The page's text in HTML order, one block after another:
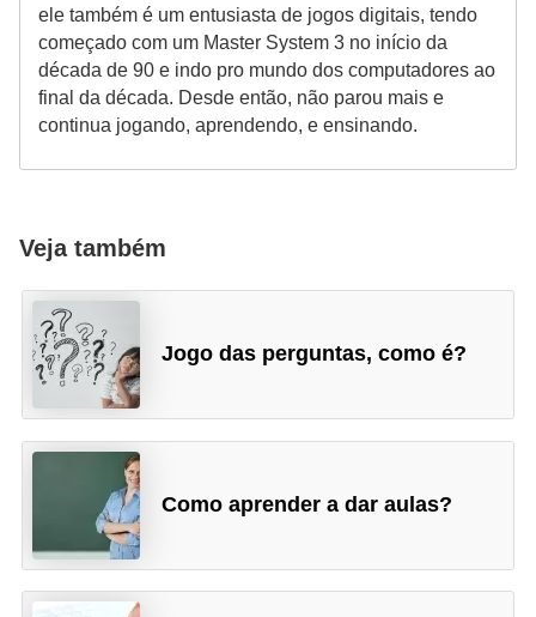
ele também é um entusiasta de jogos digitais, tendo
começado com um Master System 3 no início da
década de 90 e indo pro mundo dos computadores ao
final da década. Desde então, não parou mais e
continua jogando, aprendendo, e ensinando.
Veja também
Jogo das perguntas, como é?
Como aprender a dar aulas?